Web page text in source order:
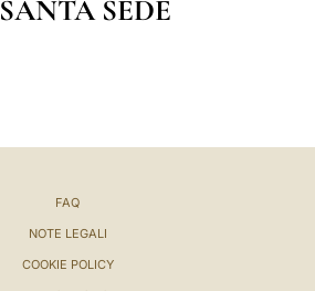
SANTA SEDE
FAQ
NOTE LEGALI
COOKIE POLICY